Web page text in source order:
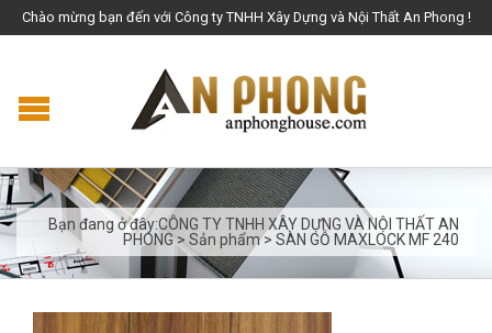
Chào mừng bạn đến với Công ty TNHH Xây Dựng và Nội Thất An Phong !
Bạn đang ở đây:CÔNG TY TNHH XÂY DỰNG VÀ NỘI THẤT AN
PHONG> Sản phẩm> SÀN GỖ MAXLOCK MF 240